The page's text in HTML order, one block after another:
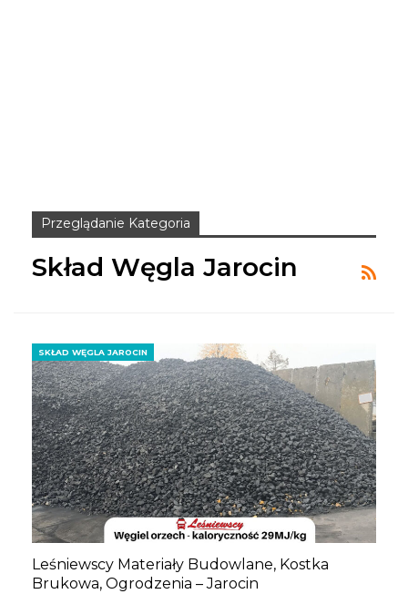
Przeglądanie Kategoria
Skład Węgla Jarocin
SKŁAD WĘGLA JAROCIN
Leśniewscy Materiały Budowlane, Kostka
Brukowa, Ogrodzenia – Jarocin